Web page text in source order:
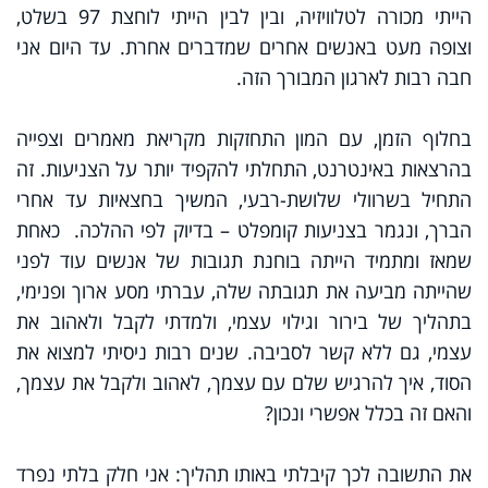
הייתי מכורה לטלוויזיה, ובין לבין הייתי לוחצת 97 בשלט,
וצופה מעט באנשים אחרים שמדברים אחרת. עד היום אני
חבה רבות לארגון המבורך הזה.
בחלוף הזמן, עם המון התחזקות מקריאת מאמרים וצפייה
בהרצאות באינטרנט, התחלתי להקפיד יותר על הצניעות. זה
התחיל בשרוולי שלושת-רבעי, המשיך בחצאיות עד אחרי
הברך, ונגמר בצניעות קומפלט – בדיוק לפי ההלכה. כאחת
שמאז ומתמיד הייתה בוחנת תגובות של אנשים עוד לפני
שהייתה מביעה את תגובתה שלה, עברתי מסע ארוך ופנימי,
בתהליך של בירור וגילוי עצמי, ולמדתי לקבל ולאהוב את
עצמי, גם ללא קשר לסביבה. שנים רבות ניסיתי למצוא את
הסוד, איך להרגיש שלם עם עצמך, לאהוב ולקבל את עצמך,
והאם זה בכלל אפשרי ונכון?
את התשובה לכך קיבלתי באותו תהליך: אני חלק בלתי נפרד